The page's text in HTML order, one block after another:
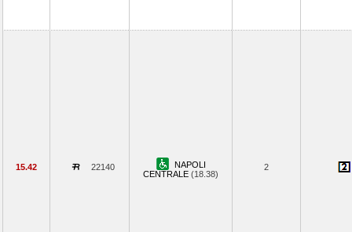
15.42 22140
NAPOLI
CENTRALE (18.38)
2